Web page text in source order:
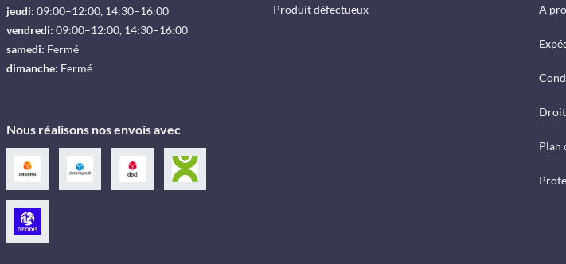
jeudi: 09:00–12:00, 14:30–16:00
vendredi: 09:00–12:00, 14:30–16:00
samedi: Fermé
dimanche: Fermé
Nous réalisons nos envois avec
Produit défectueux A
Plan